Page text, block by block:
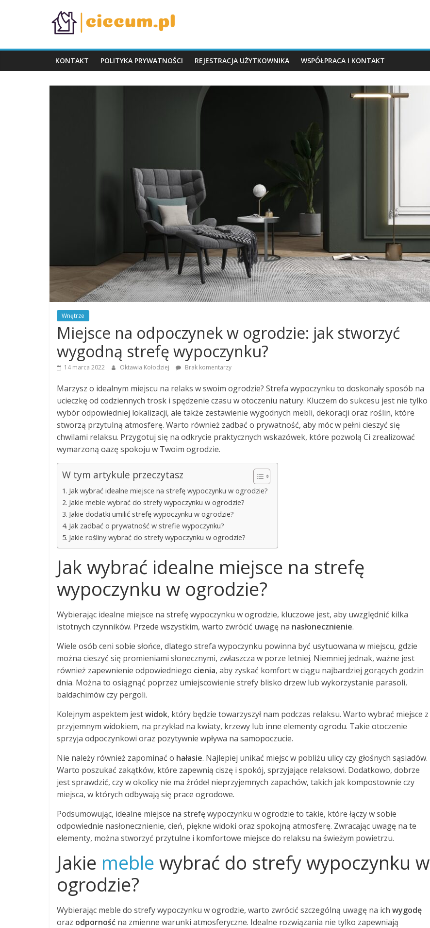
ciccum.pl
KONTAKT POLITYKA PRYWATNOŚCI REJESTRACJA UŻYTKOWNIKA WSPÓŁPRACA I KONTAKT
Wnętrze
Miejsce na odpoczynek w ogrodzie: jak stworzyć
wygodną strefę wypoczynku?
14 marca 2022 Oktawia Kołodziej Brak komentarzy
Marzysz o idealnym miejscu na relaks w swoim ogrodzie? Strefa wypoczynku to doskonały sposób na
ucieczkę od codziennych trosk i spędzenie czasu w otoczeniu natury. Kluczem do sukcesu jest nie tylko
wybór odpowiedniej lokalizacji, ale także zestawienie wygodnych mebli, dekoracji oraz roślin, które
stworzą przytulną atmosferę. Warto również zadbać o prywatność, aby móc w pełni cieszyć się
chwilami relaksu. Przygotuj się na odkrycie praktycznych wskazówek, które pozwolą Ci zrealizować
wymarzoną oazę spokoju w Twoim ogrodzie.
W tym artykule przeczytasz
Jak wybrać idealne miejsce na strefę wypoczynku w ogrodzie?
Jakie meble wybrać do strefy wypoczynku w ogrodzie?
Jakie dodatki umilić strefę wypoczynku w ogrodzie?
Jak zadbać o prywatność w strefie wypoczynku?
Jakie rośliny wybrać do strefy wypoczynku w ogrodzie?
Jak wybrać idealne miejsce na strefę
wypoczynku w ogrodzie?
Wybierając idealne miejsce na strefę wypoczynku w ogrodzie, kluczowe jest, aby uwzględnić kilka
istotnych czynników. Przede wszystkim, warto zwrócić uwagę na nasłonecznienie.
Wiele osób ceni sobie słońce, dlatego strefa wypoczynku powinna być usytuowana w miejscu, gdzie
można cieszyć się promieniami słonecznymi, zwłaszcza w porze letniej. Niemniej jednak, ważne jest
również zapewnienie odpowiedniego cienia, aby zyskać komfort w ciągu najbardziej gorących godzin
dnia. Można to osiągnąć poprzez umiejscowienie strefy blisko drzew lub wykorzystanie parasoli,
baldachimów czy pergoli.
Kolejnym aspektem jestwidok, który będzie towarzyszył nam podczas relaksu. Warto wybrać miejsce z
przyjemnym widokiem, na przykład na kwiaty, krzewy lub inne elementy ogrodu. Takie otoczenie
sprzyja odpoczynkowi oraz pozytywnie wpływa na samopoczucie.
Nie należy również zapominać o hałasie. Najlepiej unikać miejsc w pobliżu ulicy czy głośnych sąsiadów.
Warto poszukać zakątków, które zapewnią ciszę i spokój, sprzyjające relaksowi. Dodatkowo, dobrze
jest sprawdzić, czy w okolicy nie ma źródeł nieprzyjemnych zapachów, takich jak kompostownie czy
miejsca, w których odbywają się prace ogrodowe.
Podsumowując, idealne miejsce na strefę wypoczynku w ogrodzie to takie, które łączy w sobie
odpowiednie nasłonecznienie, cień, piękne widoki oraz spokojną atmosferę. Zwracając uwagę na te
elementy, można stworzyć przytulne i komfortowe miejsce do relaksu na świeżym powietrzu.
Jakie meble wybrać do strefy wypoczynku w
ogrodzie?
Wybierając meble do strefy wypoczynku w ogrodzie, warto zwrócić szczególną uwagę na ich wygodę
oraz odporność na zmienne warunki atmosferyczne. Idealne rozwiązania nie tylko zapewniają